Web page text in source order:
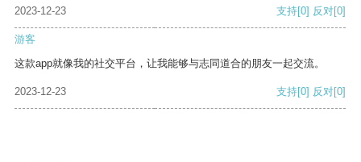
2023-12-23
支持[0] 反对[0]
游客
这款app就像我的社交平台，让我能够与志同道合的朋友一起交流。
2023-12-23 支持[0] 反对[0]